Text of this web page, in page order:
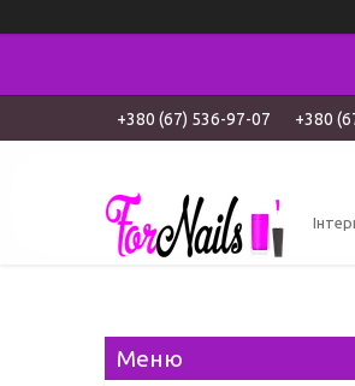
+380 (67) 536-97-07 +380